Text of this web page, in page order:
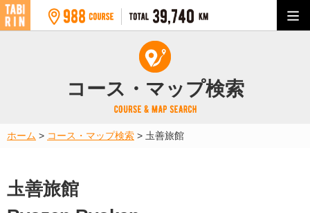
コース・マップ検索
ホーム > コース・マップ検索 > 圡善旅館
圡善旅館